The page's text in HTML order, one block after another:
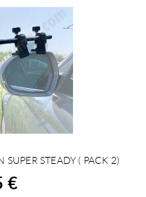
SUPER STEADY ( PACK 2)
€